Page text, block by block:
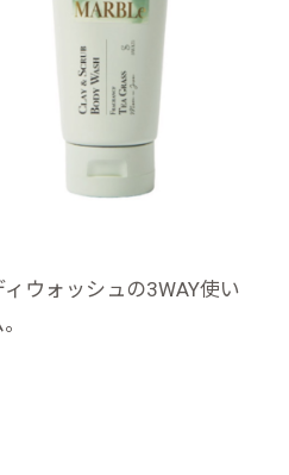
ウォッシュの3WAY使い